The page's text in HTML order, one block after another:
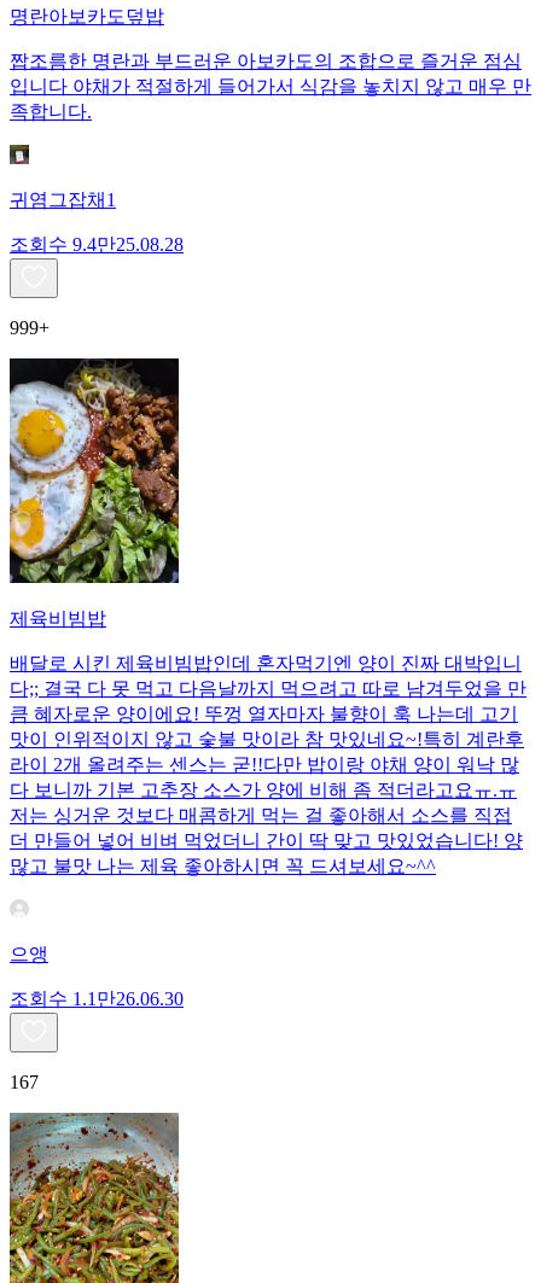
명란아보카도덮밥
짭조름한 명란과 부드러운 아보카도의 조합으로 즐거운 점심
입니다 야채가 적절하게 들어가서 식감을 놓치지 않고 매우 만
족합니다.
귀염그잡채1
조회수 9.4만25.08.28
999+
제육비빔밥
배달로 시킨 제육비빔밥인데 혼자먹기엔 양이 진짜 대박입니
다;; 결국 다 못 먹고 다음날까지 먹으려고 따로 남겨두었을 만
큼 혜자로운 양이에요! 뚜껑 열자마자 불향이 훅 나는데 고기
맛이 인위적이지 않고 숯불 맛이라 참 맛있네요~!특히 계란후
라이 2개 올려주는 센스는 굳!! ​다만 밥이랑 야채 양이 워낙 많
다 보니까 기본 고추장 소스가 양에 비해 좀 적더라고요ㅠ.ㅠ
저는 싱거운 것보다 매콤하게 먹는 걸 좋아해서 소스를 직접
더 만들어 넣어 비벼 먹었더니 간이 딱 맞고 맛있었습니다! 양
많고 불맛 나는 제육 좋아하시면 꼭 드셔보세요~^^
으앵
조회수 1.1만26.06.30
167